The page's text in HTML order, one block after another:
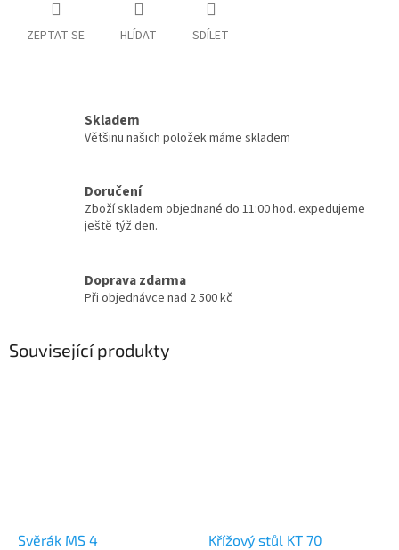
ZEPTAT SE HLÍDAT SDÍLET
Skladem
Většinu našich položek máme skladem
Doručení
Zboží skladem objednané do 11:00 hod. expedujeme
ještě týž den.
Doprava zdarma
Při objednávce nad 2 500 kč
Související produkty
Svěrák MS 4 Křížový stůl KT 70